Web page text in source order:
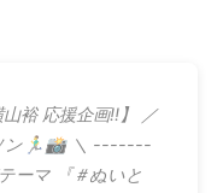
裕 応援企画‼️】 ／
ン🏃‍♂️📸 ＼ -------
マ 『＃ぬいと